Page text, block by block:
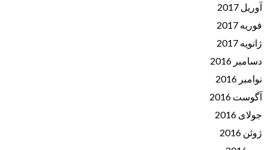
آوریل 2017
فوریه 2017
ژانویه 2017
دسامبر 2016
نوامبر 2016
آگوست 2016
جولای 2016
ژوئن 2016